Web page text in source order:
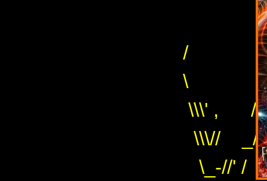
/
\ /
\\\' , /
\\\// _/
\_-//' / //